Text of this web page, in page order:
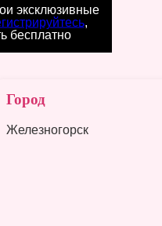
эксклюзивные
,
бесплатно
Город
Железногорск